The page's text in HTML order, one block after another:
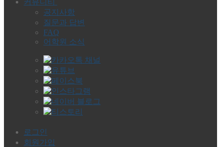
커뮤니티
공지사항
질문과 답변
FAQ
어학원 소식
로그인
회원가입